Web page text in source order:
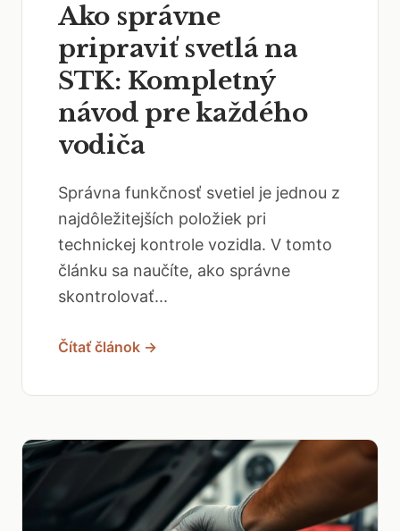
Ako správne
pripraviť svetlá na
STK: Kompletný
návod pre každého
vodiča
Správna funkčnosť svetiel je jednou z
najdôležitejších položiek pri
technickej kontrole vozidla. V tomto
článku sa naučíte, ako správne
skontrolovať...
Čítať článok →